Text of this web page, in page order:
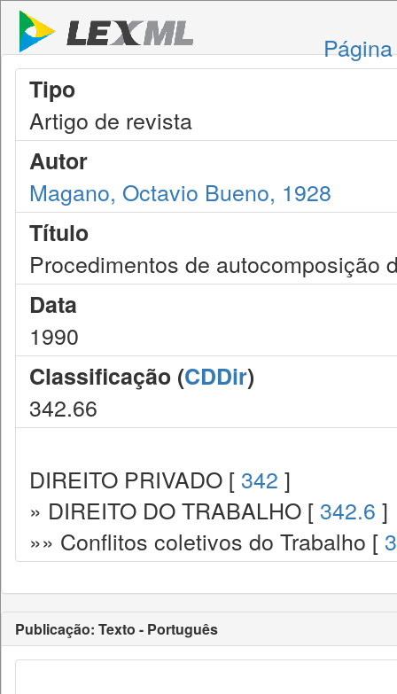
Tipo
Artigo de revista
Autor
Magano, Octavio Bueno, 1928
Título
Procedimentos de autocomposição
Data
1990
Classificação (CDDir)
342.66
DIREITO PRIVADO [ 342 ]
» DIREITO DO TRABALHO [ 342.6 ]
»» Conflitos coletivos do Trabalho [
Publicação: Texto - Português